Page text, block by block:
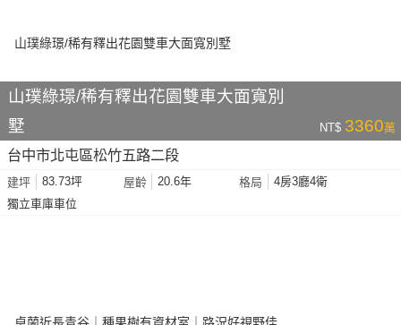
山璞綠璟/稀有釋出花園雙車大面寬別
墅
NT$ 3360萬
台中市北屯區松竹五路二段
建坪 83.73坪 屋齡 20.6年 格局
4房3廳4衛
獨立車庫車位